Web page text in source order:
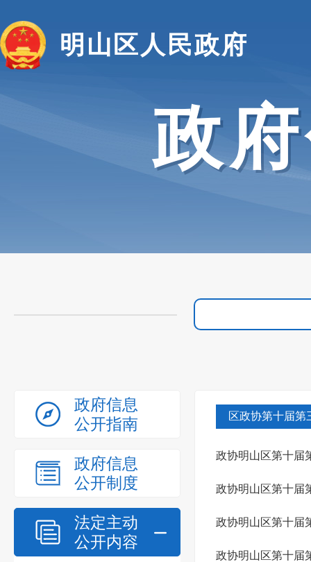
明山区人民政府
政
政府信息
公开指南
政府信息
公开制度
法定主动
公开内容
区政协第十届第
政协明山区第十届
的提案》...
政协明山区第十届
号）答复
政协明山区第十届
政协明山区第十届